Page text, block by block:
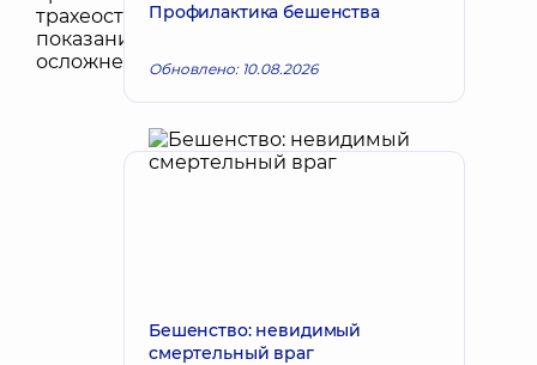
Профилактика бешенства
Обновлено: 10.08.2026
Бешенство: невидимый
смертельный враг